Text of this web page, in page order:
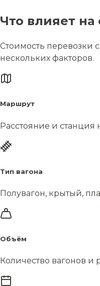
Что влияет на
Стоимость перевозки
нескольких факторов.
Маршрут
Расстояние и станция
Тип вагона
Полувагон, крытый,
Объём
Количество вагонов и